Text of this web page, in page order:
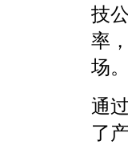
技
率
场。
通
了